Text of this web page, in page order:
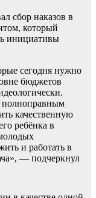
сбор наказов в
который
инициативы
сегодня нужно
бюджетов
полноправным
качественную
ребёнка в
и работать в
— подчеркнул